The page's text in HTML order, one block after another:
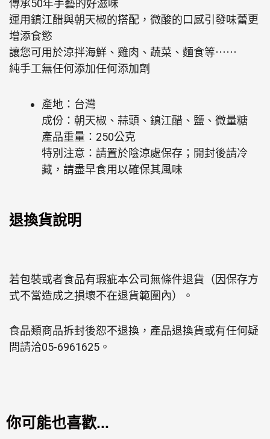
傳承50年手藝的好滋味
運用鎮江醋與朝天椒的搭配，微酸的口感引發味蕾更
增添食慾
讓您可用於涼拌海鮮、雞肉、蔬菜、麵食等⋯⋯
純手工無任何添加任何添加劑
產地：台灣
成份：朝天椒、蒜頭、鎮江醋、鹽、微量糖
產品重量：250公克
特別注意：請置於陰涼處保存；開封後請冷
藏，請盡早食用以確保其風味
退換貨說明
若包裝或者食品有瑕疵本公司無條件退貨（因保存方
式不當造成之損壞不在退貨範圍內）。
食品類商品拆封後恕不退換，產品退換貨或有任何疑
問請洽05-6961625。
你可能也喜歡...